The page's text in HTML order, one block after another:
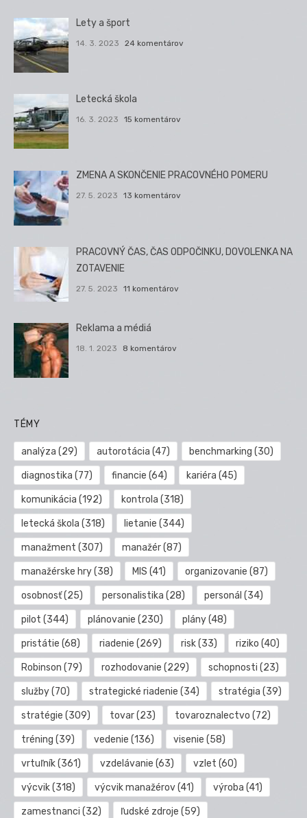
Lety a šport
14. 3. 2023 24 komentárov
Letecká škola
16. 3. 2023 15 komentárov
ZMENA A SKONČENIE PRACOVNÉHO POMERU
27. 5. 2023 13 komentárov
PRACOVNÝ ČAS, ČAS ODPOČINKU, DOVOLENKA NA
ZOTAVENIE
27. 5. 2023 11 komentárov
Reklama a médiá
18. 1. 2023 8 komentárov
TÉMY
analýza (29) autorotácia (47) benchmarking (30)
diagnostika (77) financie (64) kariéra (45)
komunikácia (192) kontrola (318)
letecká škola (318) lietanie (344)
manažment (307) manažér(87)
manažérske hry(38) MIS (41) organizovanie (87)
osobnosť(25) personalistika (28) personál (34)
pilot (344) plánovanie (230) plány(48)
pristátie (68) riadenie (269) risk(33) riziko (40)
Robinson (79) rozhodovanie (229) schopnosti (23)
služby(70) strategické riadenie (34) stratégia (39)
stratégie (309) tovar(23) tovaroznalectvo (72)
tréning (39) vedenie (136) visenie (58)
vrtuľník(361) vzdelávanie (63) vzlet (60)
výcvik(318) výcvik manažérov(41) výroba (41)
zamestnanci (32) ľudské zdroje (59)